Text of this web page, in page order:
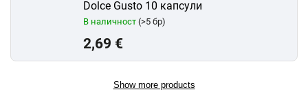
Dolce Gusto 10 капсули
В наличност (>5 бр)
2,69 €
Show more products